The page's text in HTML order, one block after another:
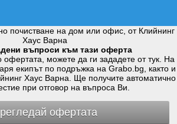
почистване на дом или офис, от Клийнинг
Хаус Варна
въпроси към тази оферта
можете да ги зададете от тук. На
екипът по подръжка на Grabo.bg, както и
Хаус Варна. Ще получите автоматично
при отговор на въпроса Ви.
офертата